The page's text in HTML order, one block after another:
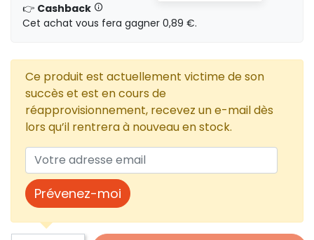
👉 Cashback
Cet achat vous fera gagner 0,89 €.
Ce produit est actuellement victime de son
succès et est en cours de
réapprovisionnement, recevez un e-mail dès
lors qu’il rentrera à nouveau en stock.
Prévenez-moi